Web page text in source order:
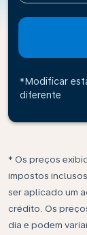
*Modificar
diferente
* Os preços
impostos
ser aplicado um
crédito. Os
dia e podem